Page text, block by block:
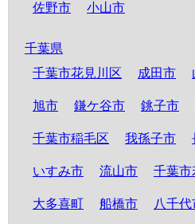
佐野市 小山市
千葉県
千葉市花見川区
成田市
旭市 鎌ケ谷市 銚子市
千葉市稲毛区 我孫子市
いすみ市 流山市 千葉市
大多喜町 船橋市 八千代